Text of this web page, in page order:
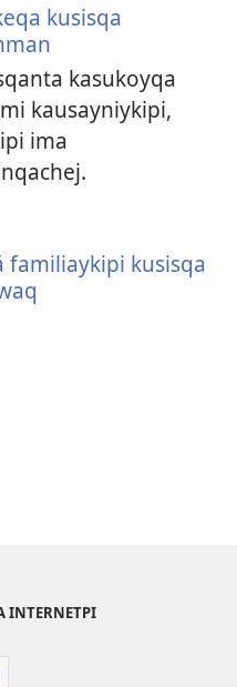
kusisqa
kasukoyqa
kausayniykipi,
ima
familiaykipi kusisqa
INTERNETPI